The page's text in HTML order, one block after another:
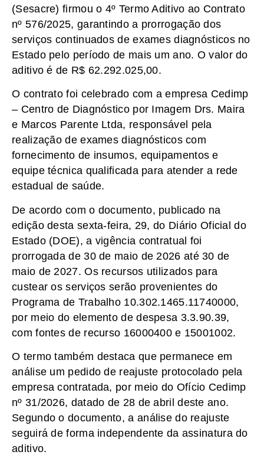
(Sesacre) firmou o 4º Termo Aditivo ao Contrato
nº 576/2025, garantindo a prorrogação dos
serviços continuados de exames diagnósticos no
Estado pelo período de mais um ano. O valor do
aditivo é de R$ 62.292.025,00.
O contrato foi celebrado com a empresa Cedimp
– Centro de Diagnóstico por Imagem Drs. Maira
e Marcos Parente Ltda, responsável pela
realização de exames diagnósticos com
fornecimento de insumos, equipamentos e
equipe técnica qualificada para atender a rede
estadual de saúde.
De acordo com o documento, publicado na
edição desta sexta-feira, 29, do Diário Oficial do
Estado (DOE), a vigência contratual foi
prorrogada de 30 de maio de 2026 até 30 de
maio de 2027. Os recursos utilizados para
custear os serviços serão provenientes do
Programa de Trabalho 10.302.1465.11740000,
por meio do elemento de despesa 3.3.90.39,
com fontes de recurso 16000400 e 15001002.
O termo também destaca que permanece em
análise um pedido de reajuste protocolado pela
empresa contratada, por meio do Ofício Cedimp
nº 31/2026, datado de 28 de abril deste ano.
Segundo o documento, a análise do reajuste
seguirá de forma independente da assinatura do
aditivo.